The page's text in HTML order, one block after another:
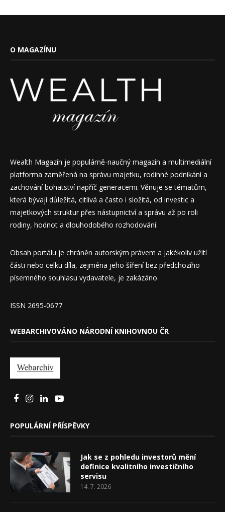
O MAGAZÍNU
Wealth Magazín je populárně-naučný magazín a multimediální
platforma zaměřená na správu majetku, rodinné podnikání a
zachování bohatství napříč generacemi. Věnuje se tématům,
která bývají důležitá, citlivá a často i složitá, od investic a
majetkových struktur přes nástupnictví a správu až po roli
rodiny, hodnot a dlouhodobého rozhodování.
Obsah portálu je chráněn autorským právem a jakékoliv užití
části nebo celku díla, zejména jeho šíření bez předchozího
písemného souhlasu vydavatele, je zakázáno.
ISSN 2695-0677
WEBARCHIVOVÁNO NÁRODNÍ KNIHOVNOU ČR
POPULÁRNÍ PŘÍSPĚVKY
Jak se z pohledu investorů mění
definice kvalitního investičního
servisu
14. 7. 2026